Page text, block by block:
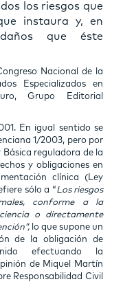
los riesgos que
instaura y, en
que éste
Nacional de la
Especializados en
Grupo Editorial
En igual sentido se
1/2003, pero por
Básica reguladora de la
y obligaciones en
clínica (Ley
sólo a “Los riesgos
conforme a la
o directamente
lo que supone un
de la obligación de
efectuando la
de Miquel Martín
Responsabilidad Civil